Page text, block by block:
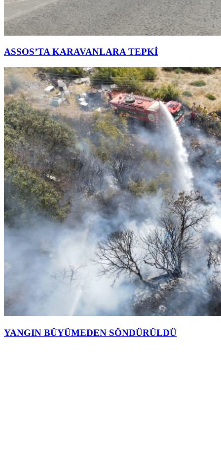
ASSOS’TA KARAVANLARA TEPKİ
YANGIN BÜYÜMEDEN SÖNDÜRÜLDÜ